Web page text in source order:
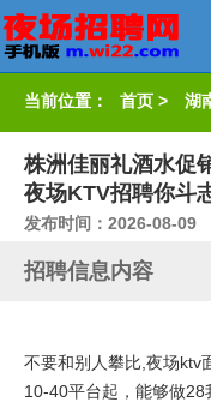
当前位置： 首页 > 湖
株洲佳丽礼酒水促
夜场KTV招聘你斗
发布时间：2026-08-09
招聘信息内容
不要和别人攀比,夜场ktv
10-40平台起，能够做